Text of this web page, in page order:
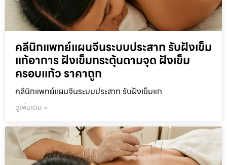
คลีนิกแพทย์แผนจีนระบบประสาท รับฝังเข็ม
แก้อาการ ฝังเข็มกระตุ้นตามจุด ฝังเข็ม
ครอบแก้ว ราคาถูก
คลีนิกแพทย์แผนจีนระบบประสาท รับฝังเข็มแก
ดูเพิ่มเติม »